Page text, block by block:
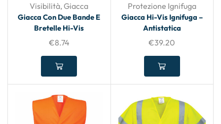
Visibilità,Giacca
Giacca Con Due Bande E
Bretelle Hi-Vis
€8.74
Protezione Ignifuga
Giacca Hi-Vis Ignifuga –
Antistatica
€39.20